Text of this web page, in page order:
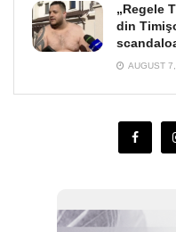
„Regele
din
AUGUST